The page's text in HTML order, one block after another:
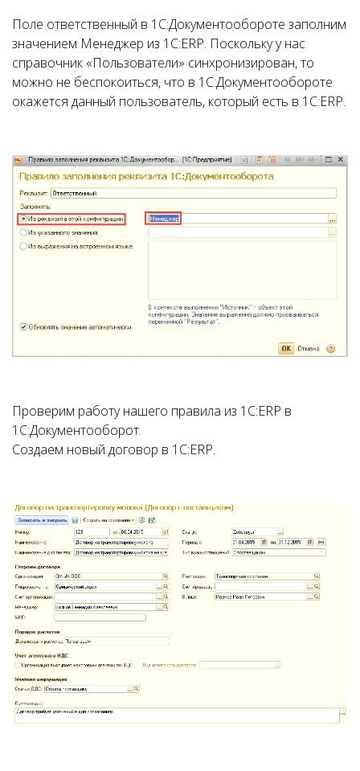
Поле ответственный в 1С:Документообороте заполним
значением Менеджер из 1С:ERP. Поскольку у нас
справочник «Пользователи» синхронизирован, то
можно не беспокоиться, что в 1С:Документообороте
окажется данный пользователь, который есть в 1С:ERP.
Проверим работу нашего правила из 1С:ERP в
1С:Документооборот.
Создаем новый договор в 1С:ERP.